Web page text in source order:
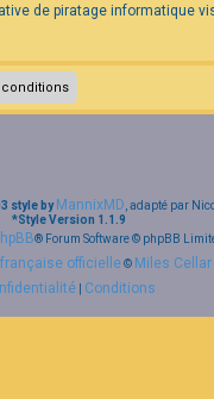
de piratage informatique
style byMannixMD , adapté par
*Style Version 1.1.9
® Forum Software © phpBB
officielle© Miles Cellar
Conditions